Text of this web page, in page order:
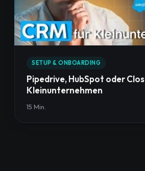
SETUP & ONBOARDING
Pipedrive, HubSpot oder
Kleinunternehmen
15 Min.